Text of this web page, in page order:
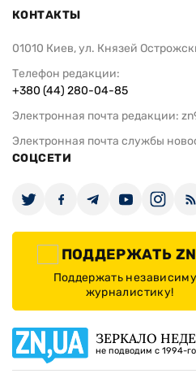
КОНТАКТЫ
01010 Киев, ул. Князей
Телефон редакции:
+380 (44) 280-04-85
Электронная почта редакции:
Электронная почта службы
СОЦСЕТИ
ПОДДЕРЖАТЬ
Поддержать
журналистику!
ЗЕРКАЛО
не подводим с 1994-